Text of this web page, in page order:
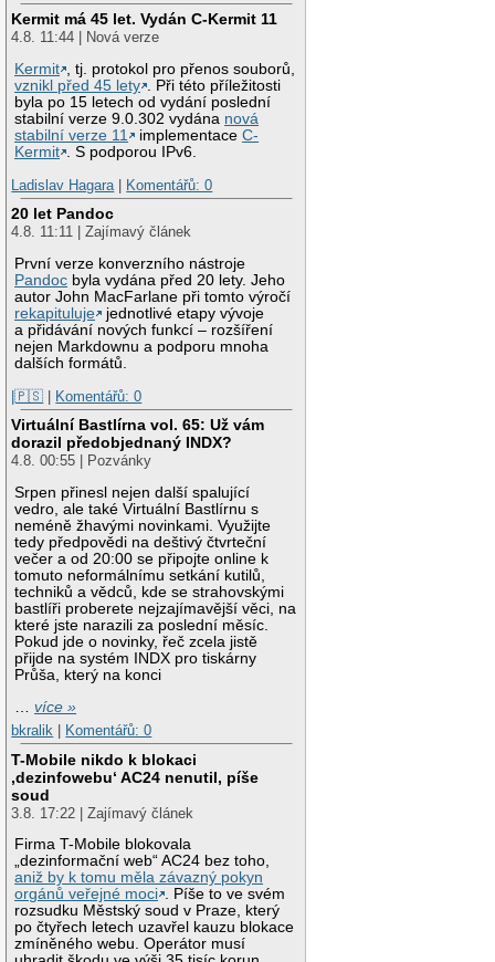
Kermit má 45 let. Vydán C-Kermit 11
4.8. 11:44 | Nová verze
Kermit , tj. protokol pro přenos souborů,
vznikl před 45 lety . Při této příležitosti
byla po 15 letech od vydání poslední
stabilní verze 9.0.302 vydána nová
stabilní verze 11
implementaceC-
Kermit . S podporou IPv6.
Ladislav Hagara | Komentářů: 0
20 let Pandoc
4.8. 11:11 | Zajímavý článek
První verze konverzního nástroje
Pandoc byla vydána před 20 lety. Jeho
autor John MacFarlane při tomto výročí
rekapituluje
jednotlivé etapy vývoje
a přidávání nových funkcí – rozšíření
nejen Markdownu a podporu mnoha
dalších formátů.
|🇵🇸 | Komentářů: 0
Virtuální Bastlírna vol. 65: Už vám
dorazil předobjednaný INDX?
4.8. 00:55 | Pozvánky
Srpen přinesl nejen další spalující
vedro, ale také Virtuální Bastlírnu s
neméně žhavými novinkami. Využijte
tedy předpovědi na deštivý čtvrteční
večer a od 20:00 se připojte online k
tomuto neformálnímu setkání kutilů,
techniků a vědců, kde se strahovskými
bastlíři proberete nejzajímavější věci, na
které jste narazili za poslední měsíc.
Pokud jde o novinky, řeč zcela jistě
přijde na systém INDX pro tiskárny
Průša, který na konci
…více »
bkralik
Komentářů: 0
T-Mobile nikdo k blokaci
‚dezinfowebu‘ AC24 nenutil, píše
soud
3.8. 17:22 | Zajímavý článek
Firma T-Mobile blokovala
„dezinformační web“ AC24 bez toho,
aniž by k tomu měla závazný pokyn
orgánů veřejné moci . Píše to ve svém
rozsudku Městský soud v Praze, který
po čtyřech letech uzavřel kauzu blokace
zmíněného webu. Operátor musí